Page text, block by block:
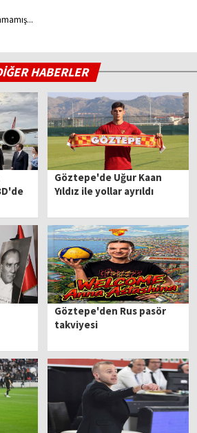
HABERLER
Göztepe'de Uğur Kaan
Yıldız ile yollar ayrıldı
Göztepe'den Rus pasör
takviyesi